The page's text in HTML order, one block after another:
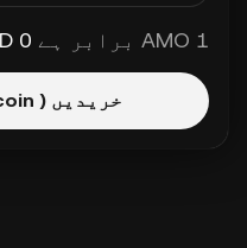
1 AMO برابر ہے 0 USD
خریدیں AMO COIN ( coin )